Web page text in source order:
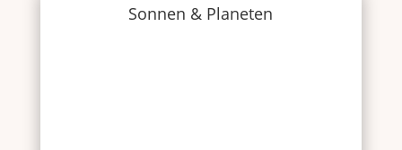
Sonnen & Planeten